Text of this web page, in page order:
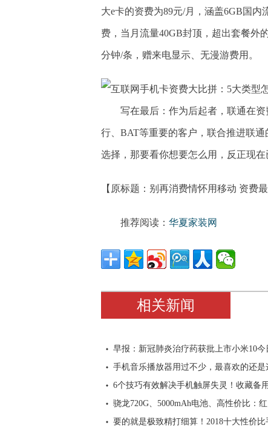
大e卡的资费为89元/月，涵盖6GB国
费，当月流量40GB封顶，超出套餐外
分钟/条，赠来电显示、无漫游费用。
写在最后：作为后起者，联通在
行、BAT等重要的客户，联合推进联
选择，那要看你想要怎么用，反正现在
【原标题：别再消费情怀用移动 资费
推荐阅读： 华夏家装网
相关新闻
早报：新冠肺炎治疗药获批上市小米10今
手机音乐播放器用过不少，最喜欢的还是
6个技巧有效解决手机触屏失灵！收藏备用
骁龙720G、5000mAh电池、高性价比：红
要的就是极致精打细算！2018十大性价比